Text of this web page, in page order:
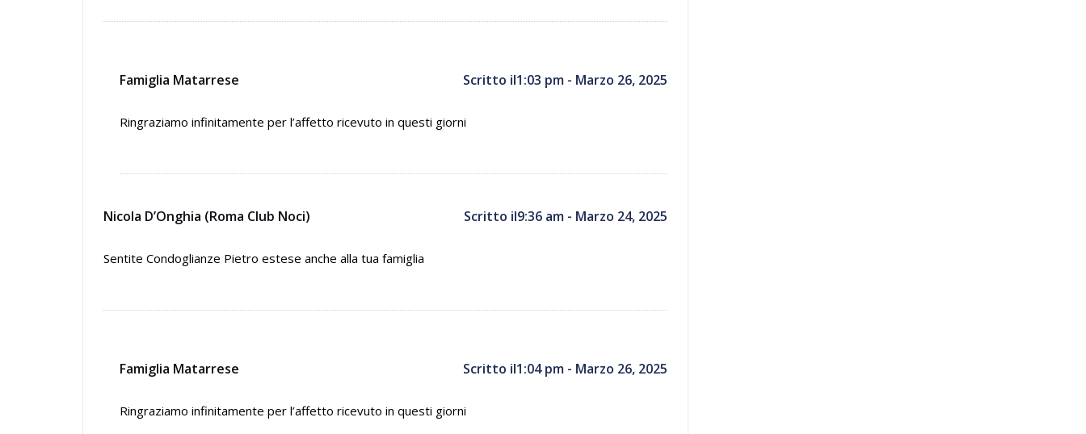
Famiglia Matarrese Scritto il1:03 pm - Marzo 26, 2025
Ringraziamo infinitamente per l’affetto ricevuto in questi giorni
Nicola D’Onghia (Roma Club Noci) Scritto il9:36 am - Marzo 24, 2025
Sentite Condoglianze Pietro estese anche alla tua famiglia
Famiglia Matarrese Scritto il1:04 pm - Marzo 26, 2025
Ringraziamo infinitamente per l’affetto ricevuto in questi giorni